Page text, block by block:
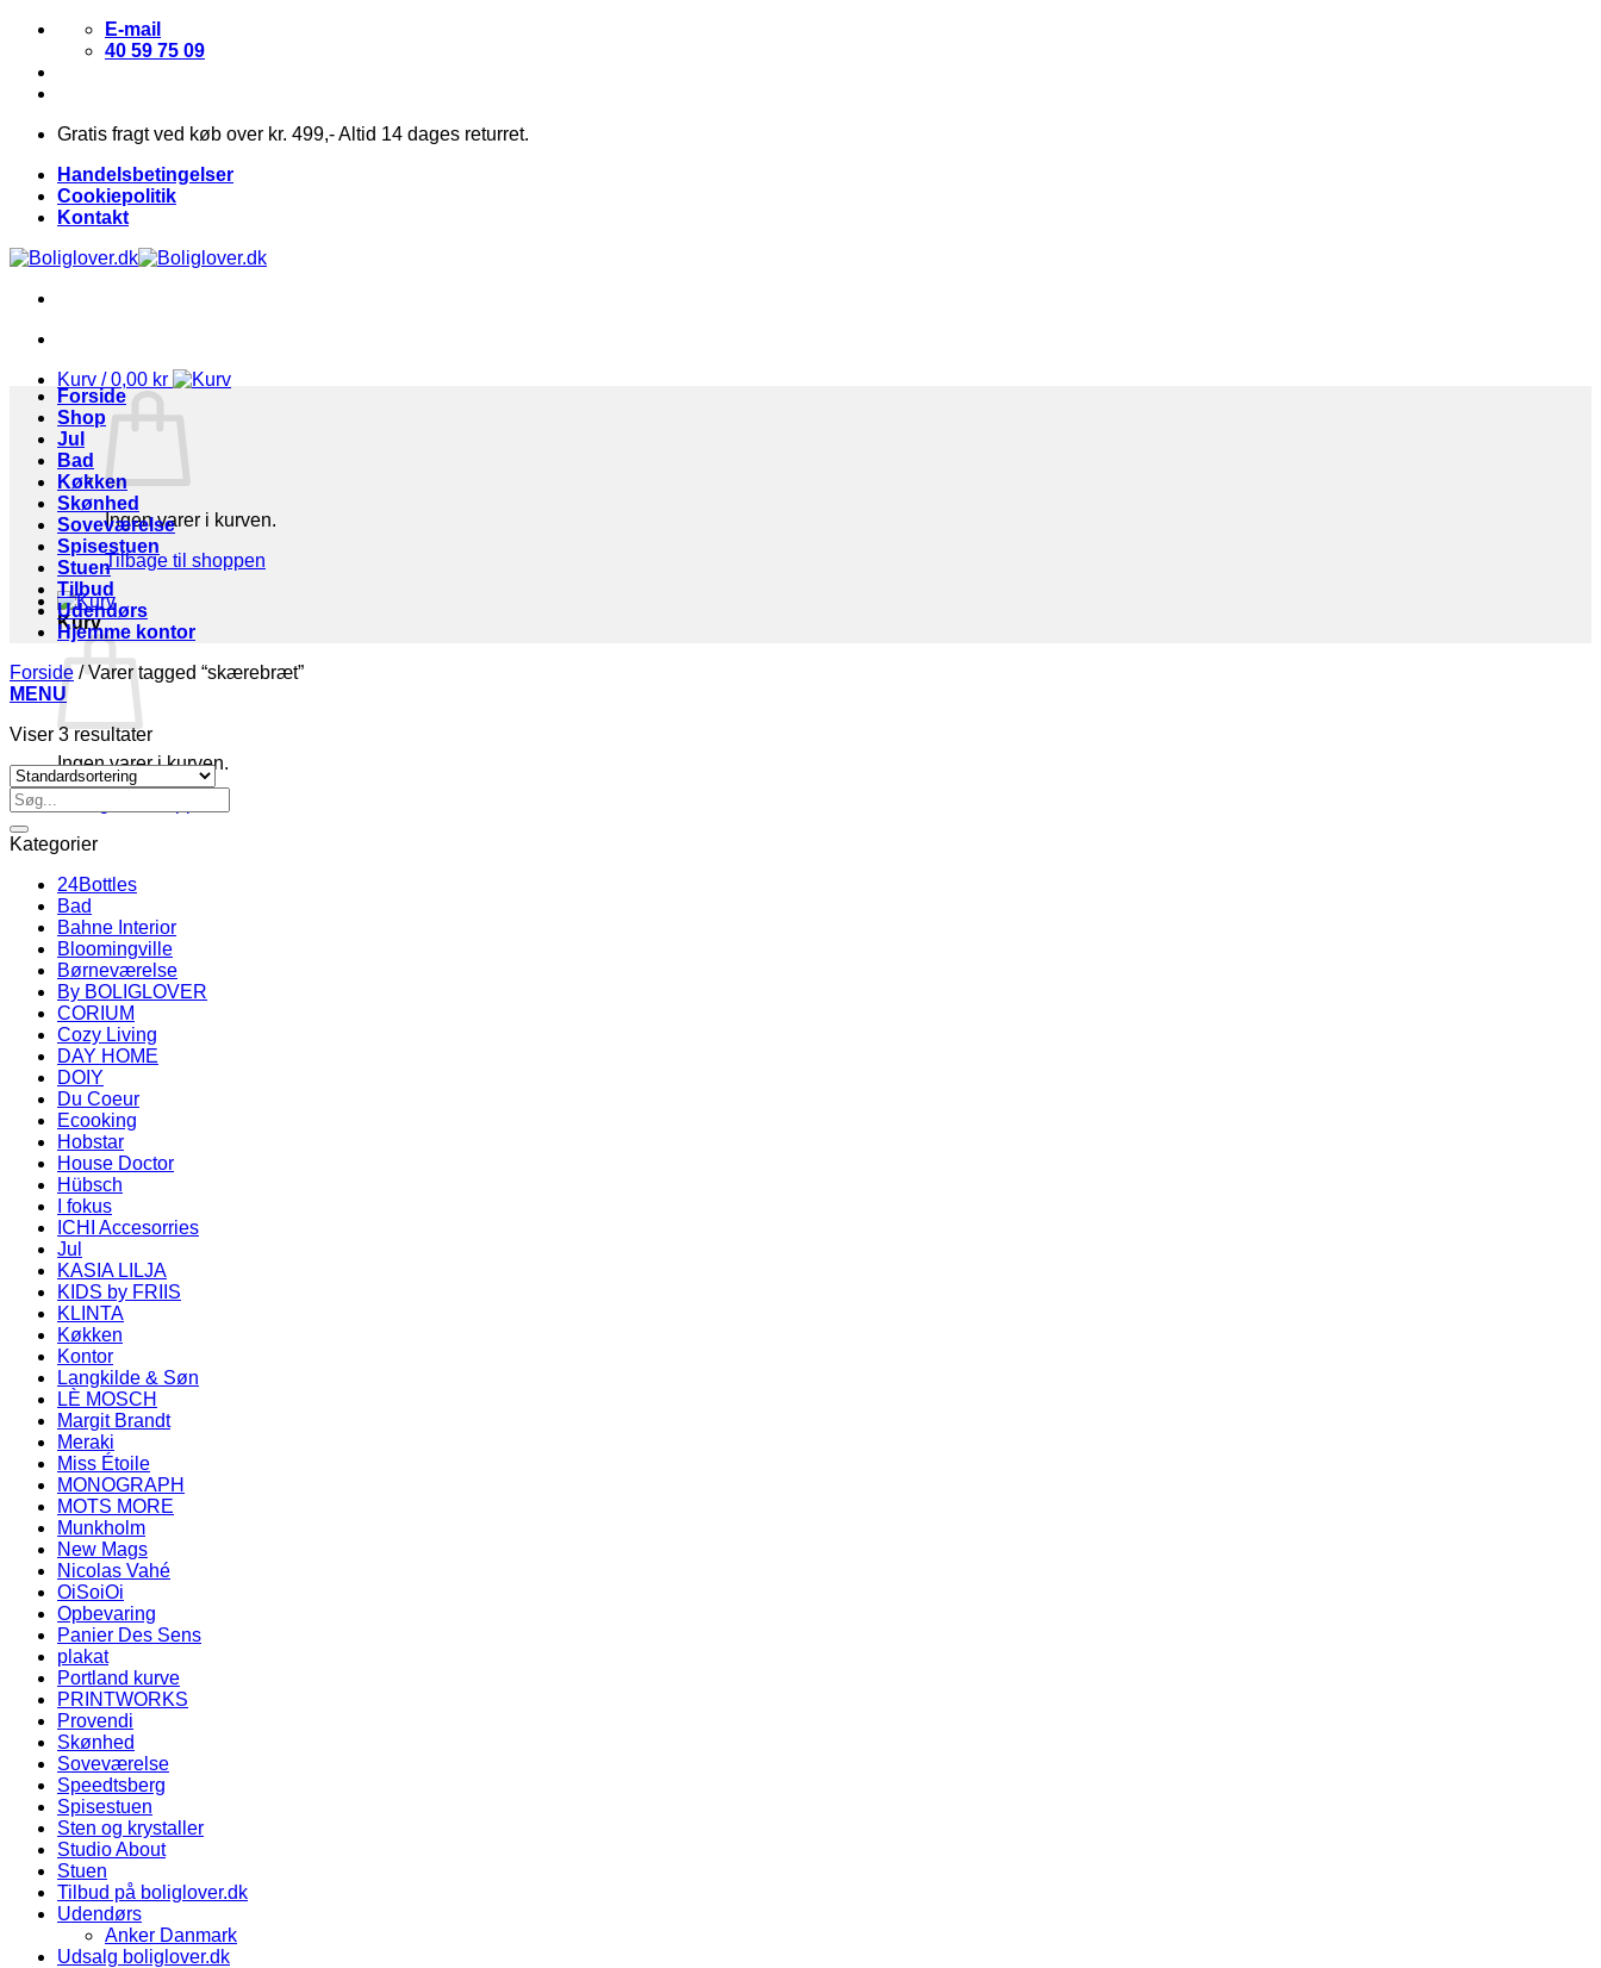
Fortsæt
indhold
E-mail
40 59 75 09
Gratis fragt ved køb over kr. 499,- Altid 14 dages returret.
Handelsbetingelser
Cookiepolitik
Kontakt
Kurv /0,00 kr
Ingen varer i kurven.
Tilbage til shoppen
Kurv
Ingen varer i kurven.
Forside
Shop
Jul
Bad
Køkken
Skønhed
Soveværelse
Spisestuen
Stuen
Tilbud
Udendørs
Hjemme kontor
Forside /Varer tagged “skærebræt”
MENU
Viser 3 resultater
Søg
efter:
Kategorier
24Bottles
Bad
Bahne Interior
Bloomingville
Børneværelse
By BOLIGLOVER
CORIUM
Cozy Living
DAY HOME
DOIY
Du Coeur
Ecooking
Hobstar
House Doctor
Hübsch
I fokus
ICHI Accesorries
Jul
KASIA LILJA
KIDS by FRIIS
KLINTA
Køkken
Kontor
Langkilde & Søn
LÈ MOSCH
Margit Brandt
Meraki
Miss Étoile
MONOGRAPH
MOTS MORE
Munkholm
New Mags
Nicolas Vahé
OiSoiOi
Opbevaring
Panier Des Sens
plakat
Portland kurve
PRINTWORKS
Provendi
Skønhed
Soveværelse
Speedtsberg
Spisestuen
Sten og krystaller
Studio About
Stuen
Tilbud på boliglover.dk
Udendørs
Anker Danmark
Udsalg boliglover.dk